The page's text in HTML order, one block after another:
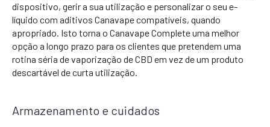
dispositivo, gerir a sua utilização e personalizar o seu e-
líquido com aditivos Canavape compatíveis, quando
apropriado. Isto torna o Canavape Complete uma melhor
opção a longo prazo para os clientes que pretendem uma
rotina séria de vaporização de CBD em vez de um produto
descartável de curta utilização.
Armazenamento e cuidados